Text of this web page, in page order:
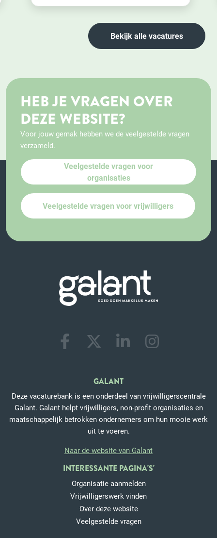
Bekijk alle vacatures
HEB JE VRAGEN OVER
DEZE WEBSITE?
Voor jouw gemak hebben we de veelgestelde vragen
verzameld.
Veelgestelde vragen voor
organisaties
Veelgestelde vragen voor vrijwilligers
GALANT
Deze vacaturebank is een onderdeel van vrijwilligerscentrale
Galant. Galant helpt vrijwilligers, non-profit organisaties en
maatschappelijk betrokken ondernemers om hun mooie werk
uit te voeren.
Naar de website van Galant
INTERESSANTE PAGINA'S'
Organisatie aanmelden
Vrijwilligerswerk vinden
Over deze website
Veelgestelde vragen